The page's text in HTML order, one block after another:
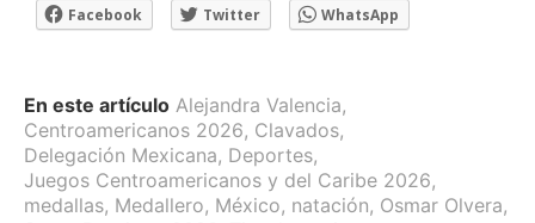
Facebook Twitter WhatsApp
En este artículo Alejandra Valencia,
Centroamericanos 2026, Clavados,
Delegación Mexicana, Deportes,
Juegos Centroamericanos y del Caribe 2026,
medallas, Medallero, México, natación, Osmar Olvera,